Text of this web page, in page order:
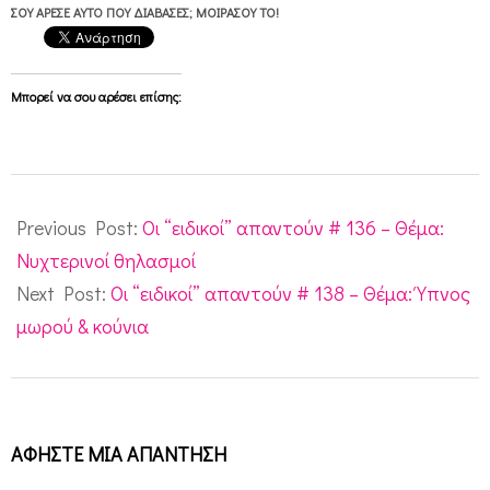
ά
α
ό
α
π
ο
θ
σ
ΣΟΥ ΆΡΕΣΕ ΑΥΤΌ ΠΟΥ ΔΙΆΒΑΣΕΣ; ΜΟΙΡΆΣΟΥ ΤΟ!
Μπορεί να σου αρέσει επίσης:
09-
28
Previous Post: Οι “ειδικοί” απαντούν # 136 – Θέμα:
Νυχτερινοί θηλασμοί
Next Post: Οι “ειδικοί” απαντούν # 138 – Θέμα: Ύπνος
μωρού & κούνια
ΑΦΉΣΤΕ ΜΙΑ ΑΠΆΝΤΗΣΗ